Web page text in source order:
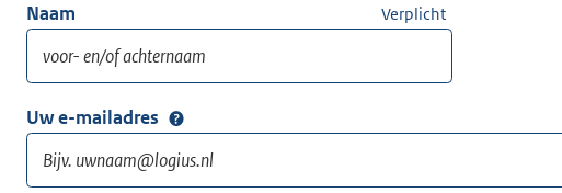
Naam Verplicht
Uw e-mailadres